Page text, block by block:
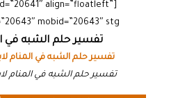
align=”floatleft”
mobid=”20643″ stg=””]
تفسير حلم الشبه في
تفسير حلم الشبه في المنام
تفسير حلم الشبه في المنام